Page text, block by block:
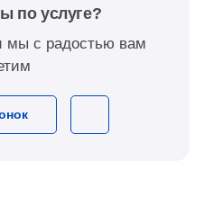
по услуге?
мы с радостью вам